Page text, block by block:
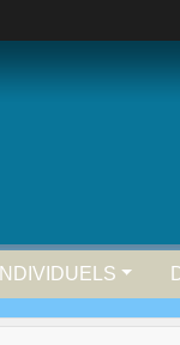
INDIVIDUELS